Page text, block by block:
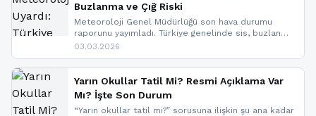
Buzlanma ve Çığ Riski
Meteoroloji Genel Müdürlüğü son hava durumu
raporunu yayımladı. Türkiye genelinde sis, buzlanma
ve don beklenirken Doğu Anadolu ve Doğu
yapıldı. İşte son dakika meteoroloji gelişmeleri.
03.03.2026
Yarın Okullar Tatil Mi? Resmi Açıklama Var
Mı? İşte Son Durum
“Yarın okullar tatil mi?” sorusuna ilişkin şu ana kadar